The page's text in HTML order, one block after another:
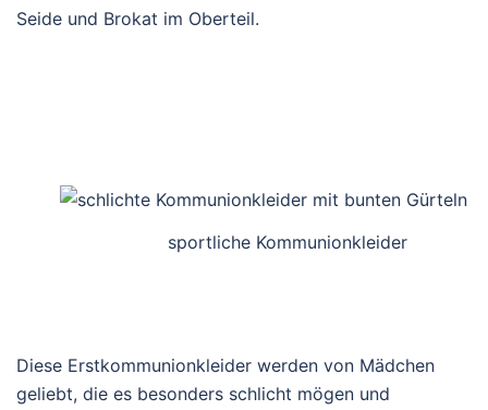
Seide und Brokat im Oberteil.
sportliche Kommunionkleider
Diese Erstkommunionkleider werden von Mädchen
geliebt, die es besonders schlicht mögen und